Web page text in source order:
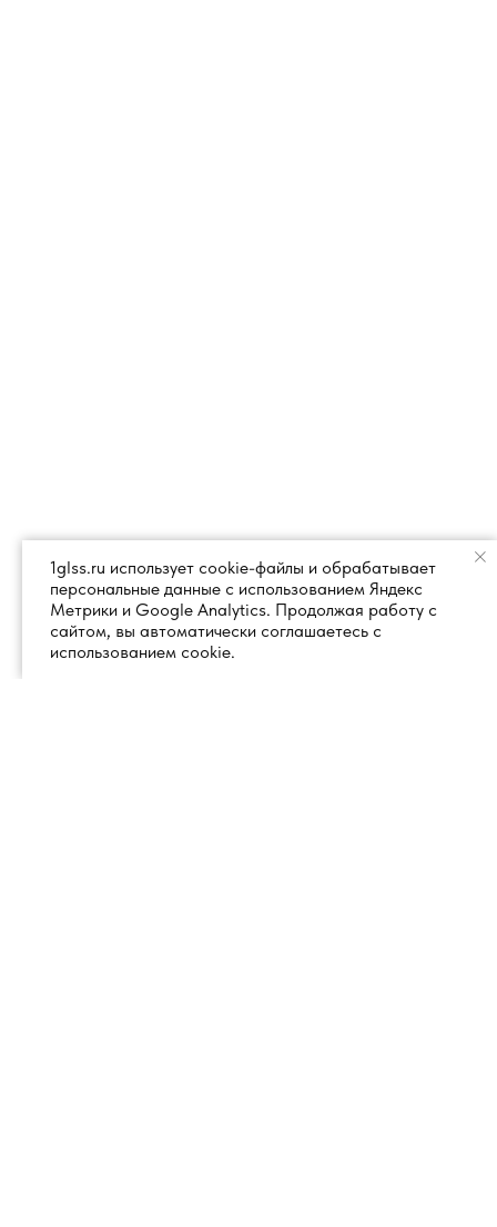
1glss.ru использует cookie-файлы и обрабатывает
персональные данные с использованием Яндекс
Метрики и Google Analytics. Продолжая работу с
сайтом, вы автоматически соглашаетесь с
использованием cookie.